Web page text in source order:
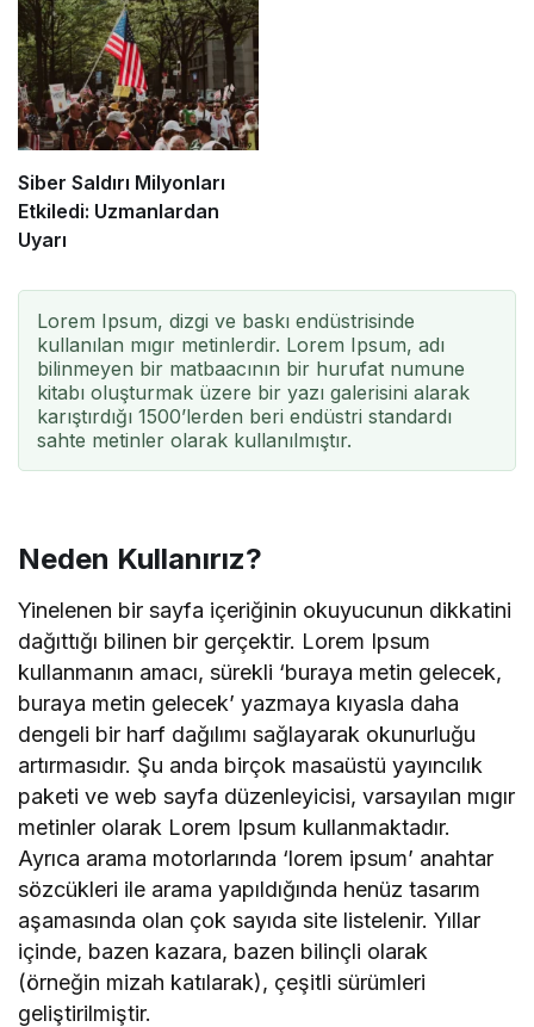
Siber Saldırı Milyonları
Etkiledi: Uzmanlardan
Uyarı
Lorem Ipsum, dizgi ve baskı endüstrisinde
kullanılan mıgır metinlerdir. Lorem Ipsum, adı
bilinmeyen bir matbaacının bir hurufat numune
kitabı oluşturmak üzere bir yazı galerisini alarak
karıştırdığı 1500’lerden beri endüstri standardı
sahte metinler olarak kullanılmıştır.
Neden Kullanırız?
Yinelenen bir sayfa içeriğinin okuyucunun dikkatini
dağıttığı bilinen bir gerçektir. Lorem Ipsum
kullanmanın amacı, sürekli ‘buraya metin gelecek,
buraya metin gelecek’ yazmaya kıyasla daha
dengeli bir harf dağılımı sağlayarak okunurluğu
artırmasıdır. Şu anda birçok masaüstü yayıncılık
paketi ve web sayfa düzenleyicisi, varsayılan mıgır
metinler olarak Lorem Ipsum kullanmaktadır.
Ayrıca arama motorlarında ‘lorem ipsum’ anahtar
sözcükleri ile arama yapıldığında henüz tasarım
aşamasında olan çok sayıda site listelenir. Yıllar
içinde, bazen kazara, bazen bilinçli olarak
(örneğin mizah katılarak), çeşitli sürümleri
geliştirilmiştir.